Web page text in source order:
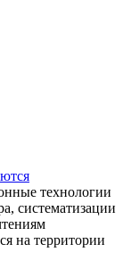
технологии
систематизации
на территории